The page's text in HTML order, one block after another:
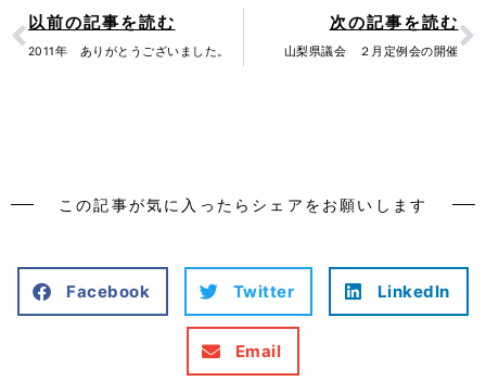
Prev
以前の記事を読む
2011年 ありがとうございました。
次の記事を読む
山梨県議会 ２月定例会の開催
この記事が気に入ったらシェアをお願いします
Facebook Twitter LinkedIn
Email